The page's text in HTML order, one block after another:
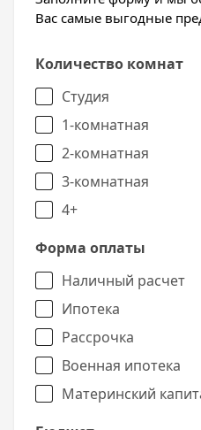
Вас самые выгодные
Количество комнат
Студия
1-комнатная
2-комнатная
3-комнатная
4+
Форма оплаты
Наличный расчет
Ипотека
Рассрочка
Военная ипотека
Материнский